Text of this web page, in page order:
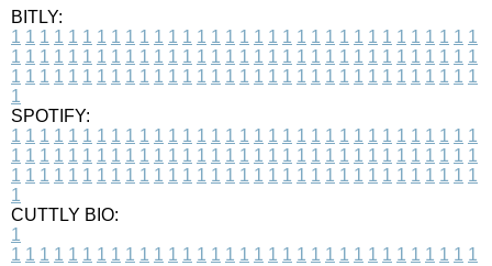
BITLY:
1 1 1 1 1 1 1 1 1 1 1 1 1 1 1 1 1 1 1 1 1 1 1 1 1 1 1 1 1 1 1 1 1
1 1 1 1 1 1 1 1 1 1 1 1 1 1 1 1 1 1 1 1 1 1 1 1 1 1 1 1 1 1 1 1 1
1 1 1 1 1 1 1 1 1 1 1 1 1 1 1 1 1 1 1 1 1 1 1 1 1 1 1 1 1 1 1 1 1
1
SPOTIFY:
1 1 1 1 1 1 1 1 1 1 1 1 1 1 1 1 1 1 1 1 1 1 1 1 1 1 1 1 1 1 1 1 1
1 1 1 1 1 1 1 1 1 1 1 1 1 1 1 1 1 1 1 1 1 1 1 1 1 1 1 1 1 1 1 1 1
1 1 1 1 1 1 1 1 1 1 1 1 1 1 1 1 1 1 1 1 1 1 1 1 1 1 1 1 1 1 1 1 1
1
CUTTLY BIO:
1
1 1 1 1 1 1 1 1 1 1 1 1 1 1 1 1 1 1 1 1 1 1 1 1 1 1 1 1 1 1 1 1 1